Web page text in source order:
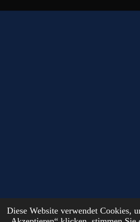
Diese Website verwendet Cookies,
© 2024 - 2026